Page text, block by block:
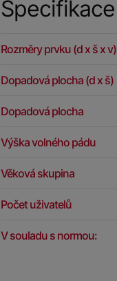
Specifikace
Rozměry prvku (d x š x v)
Dopadová plocha (d x š)
Dopadová plocha
Výška volného pádu
Věková skupina
Počet uživatelů
V souladu s normou: